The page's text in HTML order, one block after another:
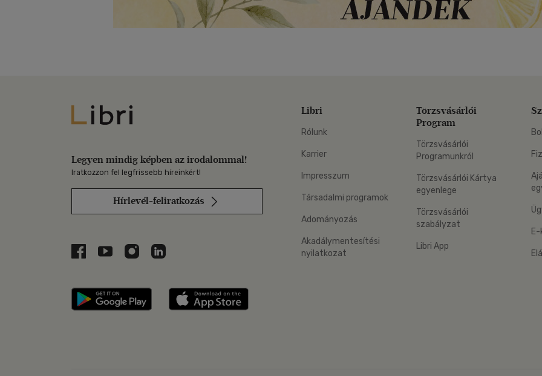
Libri
Legyen mindig képben az irodalommal!
Iratkozzon fel legfrissebb híreinkért!
Hírlevél-feliratkozás
Libri a Facebookon
Libri a Youtube-on
Libri az Instagramon
Libri a LinkedInen
Libri applikáció Szerezd meg: Google Play
Libri
Rólunk
Karrier
Impresszum
Társadalmi programok
Adományozás
Akadálymentesítési
nyilatkozat
Törzsvásárlói
Program
Törzsvásárlói
Programunkról
Törzsvásárlói Kártya
egyenlege
Törzsvásárlói
szabályzat
Libri App